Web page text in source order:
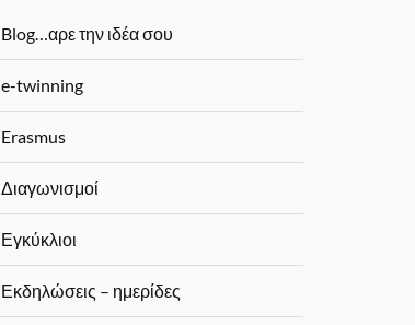
Blog…αρε την ιδέα σου
e-twinning
Erasmus
Διαγωνισμοί
Εγκύκλιοι
Εκδηλώσεις – ημερίδες